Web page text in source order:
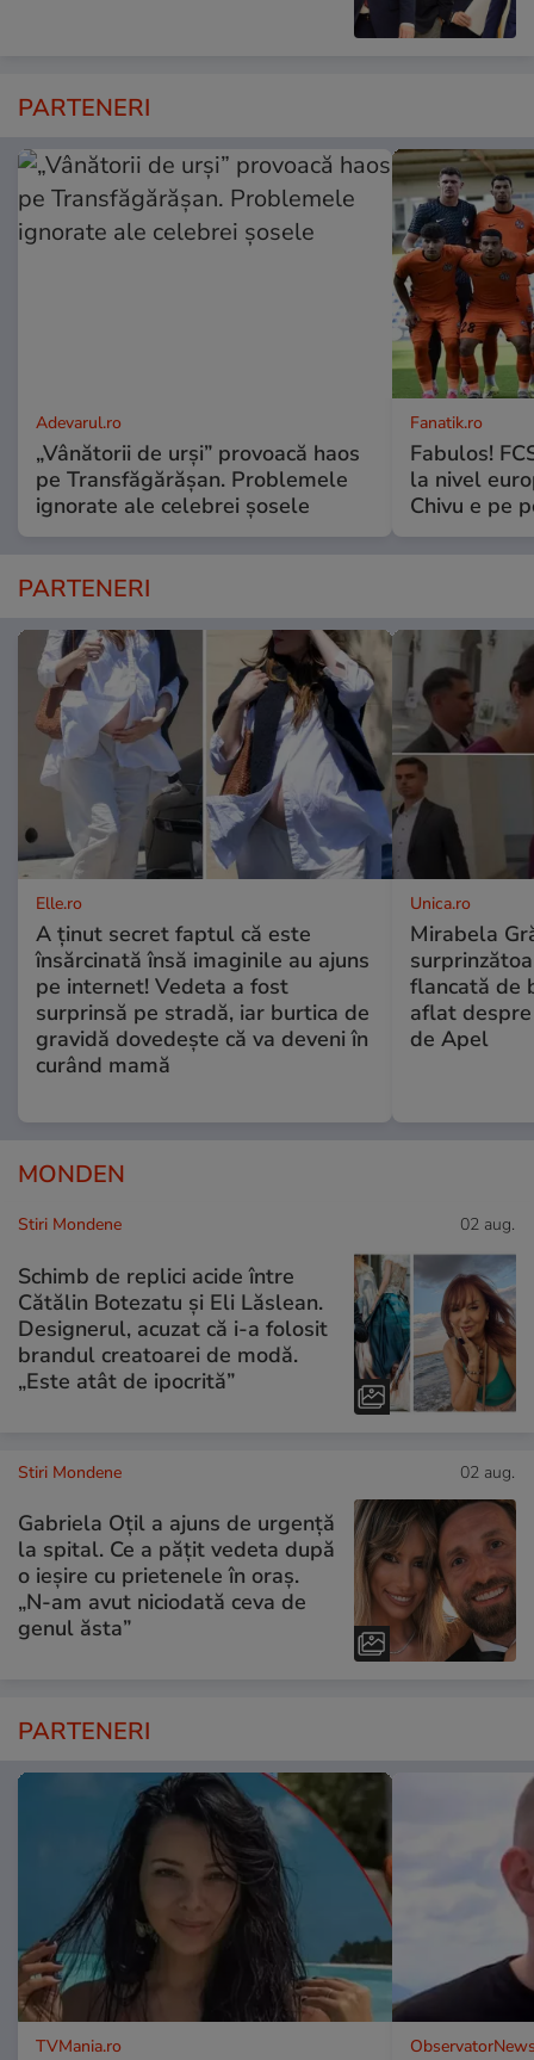
PARTENERI
Adevarul.ro
„Vânătorii de urși” provoacă haos
pe Transfăgărășan. Problemele
ignorate ale celebrei șosele
Fanatik.ro
Fabulos!
la nivel
Chivu e pe
PARTENERI
Elle.ro
A ținut secret faptul că este
însărcinată însă imaginile au ajuns
pe internet! Vedeta a fost
surprinsă pe stradă, iar burtica de
gravidă dovedește că va deveni în
curând mamă
Unica.ro
Mirabela
flancată de
aflat
de Apel
MONDEN
Stiri Mondene 02 aug.
Schimb de replici acide între
Cătălin Botezatu și Eli Lăslean.
Designerul, acuzat că i-a folosit
brandul creatoarei de modă.
„Este atât de ipocrită”
Stiri Mondene 02 aug.
Gabriela Oțil a ajuns de urgență
la spital. Ce a pățit vedeta după
o ieșire cu prietenele în oraș.
„N-am avut niciodată ceva de
genul ăsta”
PARTENERI
TVMania.ro